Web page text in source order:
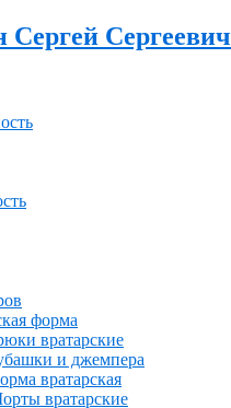
Сергеевич
форма
вратарские
и джемпера
вратарская
вратарские